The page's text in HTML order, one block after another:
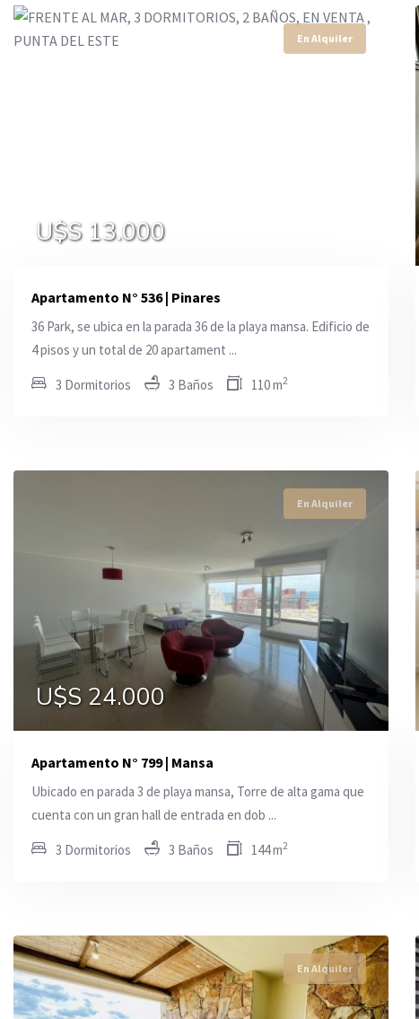
En Alquiler
U$S 13.000
Apartamento N° 536 | Pinares
36 Park, se ubica en la parada 36 de la playa mansa. Edificio de
4 pisos y un total de 20 apartament ...
3 Dormitorios 3 Baños 110 m2
En Alquiler
U$S 13.000
En Alquiler
U$S 2.100
En Alquiler
U$S 24.000
Apartamento N° 799 | Mansa
Ubicado en parada 3 de playa mansa, Torre de alta gama que
cuenta con un gran hall de entrada en dob ...
3 Dormitorios 3 Baños 144 m2
En Alquiler
U$S 13.000
En Alquiler
U$S 3.000
En Alquiler
En Alquiler
En Alquiler